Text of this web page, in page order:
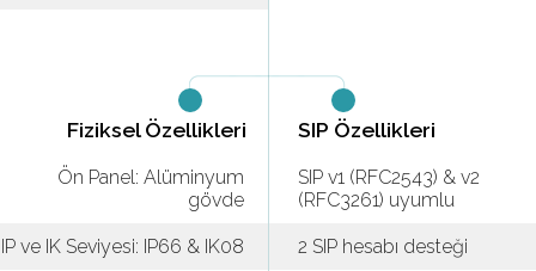
Fiziksel Özellikleri
Ön Panel: Alüminyum
gövde
IP ve IK Seviyesi: IP66 & IK08
SIP Özellikleri
SIP v1 (RFC2543) & v2
(RFC3261) uyumlu
2 SIP hesabı desteği